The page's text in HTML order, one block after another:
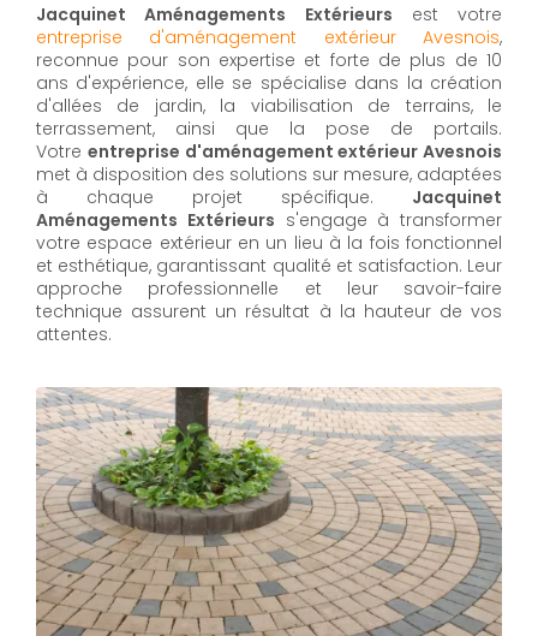
Jacquinet Aménagements Extérieurs est votre
entreprise d'aménagement extérieur Avesnois,
reconnue pour son expertise et forte de plus de 10
ans d'expérience, elle se spécialise dans la création
d'allées de jardin, la viabilisation de terrains, le
terrassement, ainsi que la pose de portails.
Votre entreprise d'aménagement extérieur Avesnois
met à disposition des solutions sur mesure, adaptées
à chaque projet spécifique. Jacquinet
Aménagements Extérieurs s'engage à transformer
votre espace extérieur en un lieu à la fois fonctionnel
et esthétique, garantissant qualité et satisfaction. Leur
approche professionnelle et leur savoir-faire
technique assurent un résultat à la hauteur de vos
attentes.